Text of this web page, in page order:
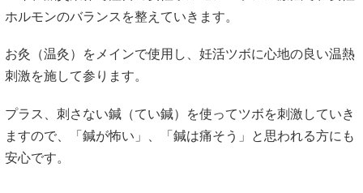
ホルモンのバランスを整えていきます。
お灸（温灸）をメインで使用し、妊活ツボに心地の良い温熱
刺激を施して参ります。
プラス、刺さない鍼（てい鍼）を使ってツボを刺激していき
ますので、「鍼が怖い」、「鍼は痛そう」と思われる方にも
安心です。